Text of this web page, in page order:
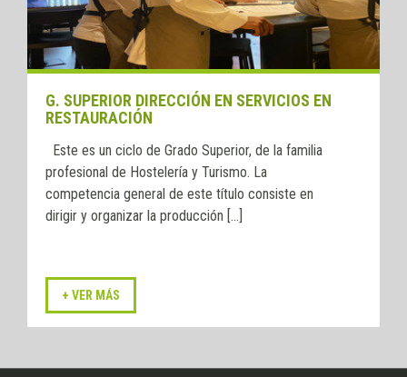
G. SUPERIOR DIRECCIÓN EN SERVICIOS EN
RESTAURACIÓN
Este es un ciclo de Grado Superior, de la familia
profesional de Hostelería y Turismo. La
competencia general de este título consiste en
dirigir y organizar la producción [...]